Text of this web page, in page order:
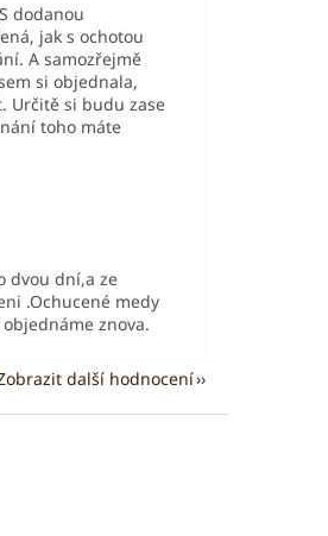
dodanou
jak s ochotou
A samozřejmě
si objednala,
Určitě si budu zase
toho máte
z 5 hvězdiček.
dvou dní,a ze
.Ochucené medy
znova.
další hodnocení